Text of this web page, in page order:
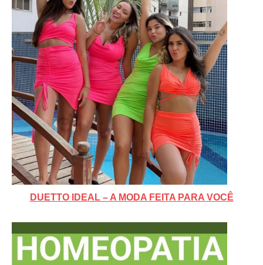
DUETTO IDEAL – A MODA FEITA PARA VOCÊ